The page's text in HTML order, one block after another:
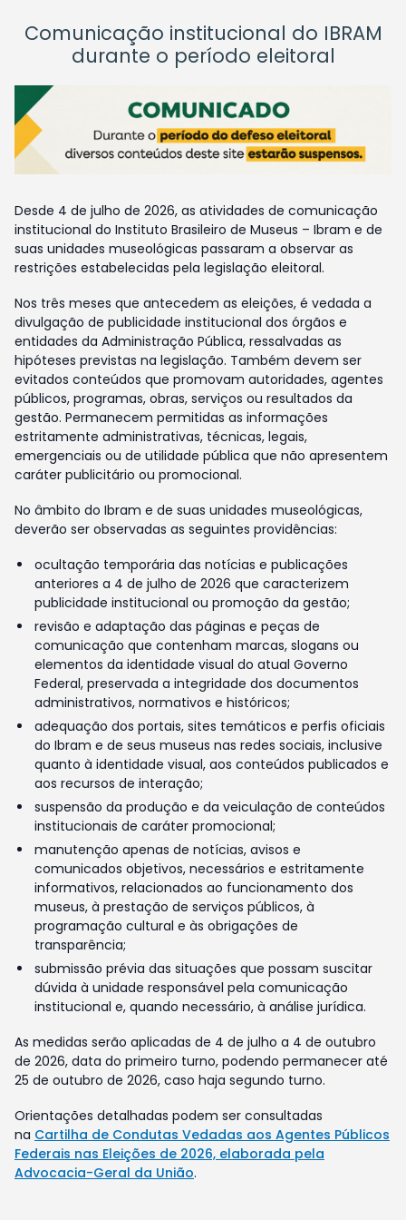
Comunicação institucional do IBRAM
durante o período eleitoral
Desde 4 de julho de 2026, as atividades de comunicação
institucional do Instituto Brasileiro de Museus – Ibram e de
suas unidades museológicas passaram a observar as
restrições estabelecidas pela legislação eleitoral.
Nos três meses que antecedem as eleições, é vedada a
divulgação de publicidade institucional dos órgãos e
entidades da Administração Pública, ressalvadas as
hipóteses previstas na legislação. Também devem ser
evitados conteúdos que promovam autoridades, agentes
públicos, programas, obras, serviços ou resultados da
gestão. Permanecem permitidas as informações
estritamente administrativas, técnicas, legais,
emergenciais ou de utilidade pública que não apresentem
caráter publicitário ou promocional.
No âmbito do Ibram e de suas unidades museológicas,
deverão ser observadas as seguintes providências:
ocultação temporária das notícias e publicações
anteriores a 4 de julho de 2026 que caracterizem
publicidade institucional ou promoção da gestão;
revisão e adaptação das páginas e peças de
comunicação que contenham marcas, slogans ou
elementos da identidade visual do atual Governo
Federal, preservada a integridade dos documentos
administrativos, normativos e históricos;
adequação dos portais, sites temáticos e perfis oficiais
do Ibram e de seus museus nas redes sociais, inclusive
quanto à identidade visual, aos conteúdos publicados e
aos recursos de interação;
suspensão da produção e da veiculação de conteúdos
institucionais de caráter promocional;
manutenção apenas de notícias, avisos e
comunicados objetivos, necessários e estritamente
informativos, relacionados ao funcionamento dos
museus, à prestação de serviços públicos, à
programação cultural e às obrigações de
transparência;
submissão prévia das situações que possam suscitar
dúvida à unidade responsável pela comunicação
institucional e, quando necessário, à análise jurídica.
As medidas serão aplicadas de 4 de julho a 4 de outubro
de 2026, data do primeiro turno, podendo permanecer até
25 de outubro de 2026, caso haja segundo turno.
Orientações detalhadas podem ser consultadas
na Cartilha de Condutas Vedadas aos Agentes Públicos
Federais nas Eleições de 2026, elaborada pela
Advocacia-Geral da União.